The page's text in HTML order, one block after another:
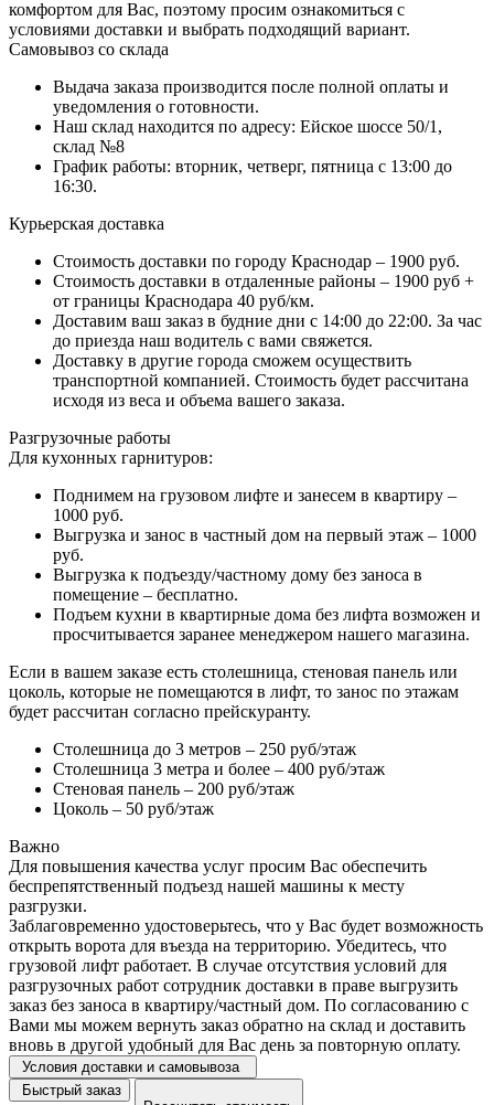
комфортом для Вас, поэтому просим ознакомиться с
условиями доставки и выбрать подходящий вариант.
Самовывоз со склада
Выдача заказа производится после полной оплаты и
уведомления о готовности.
Наш склад находится по адресу: Ейское шоссе 50/1,
склад №8
График работы: вторник, четверг, пятница с 13:00 до
16:30.
Курьерская доставка
Стоимость доставки по городу Краснодар – 1900 руб.
Стоимость доставки в отдаленные районы – 1900 руб +
от границы Краснодара 40 руб/км.
Доставим ваш заказ в будние дни с 14:00 до 22:00. За час
до приезда наш водитель с вами свяжется.
Доставку в другие города сможем осуществить
транспортной компанией. Стоимость будет рассчитана
исходя из веса и объема вашего заказа.
Разгрузочные работы
Для кухонных гарнитуров:
Поднимем на грузовом лифте и занесем в квартиру –
1000 руб.
Выгрузка и занос в частный дом на первый этаж – 1000
руб.
Выгрузка к подъезду/частному дому без заноса в
помещение – бесплатно.
Подъем кухни в квартирные дома без лифта возможен и
просчитывается заранее менеджером нашего магазина.
Если в вашем заказе есть столешница, стеновая панель или
цоколь, которые не помещаются в лифт, то занос по этажам
будет рассчитан согласно прейскуранту.
Столешница до 3 метров – 250 руб/этаж
Столешница 3 метра и более – 400 руб/этаж
Стеновая панель – 200 руб/этаж
Цоколь – 50 руб/этаж
Важно
Для повышения качества услуг просим Вас обеспечить
беспрепятственный подъезд нашей машины к месту
разгрузки.
Заблаговременно удостоверьтесь, что у Вас будет возможность
открыть ворота для въезда на территорию. Убедитесь, что
грузовой лифт работает. В случае отсутствия условий для
разгрузочных работ сотрудник доставки в праве выгрузить
заказ без заноса в квартиру/частный дом. По согласованию с
Вами мы можем вернуть заказ обратно на склад и доставить
вновь в другой удобный для Вас день за повторную оплату.
Условия доставки и самовывоза
Быстрый заказ